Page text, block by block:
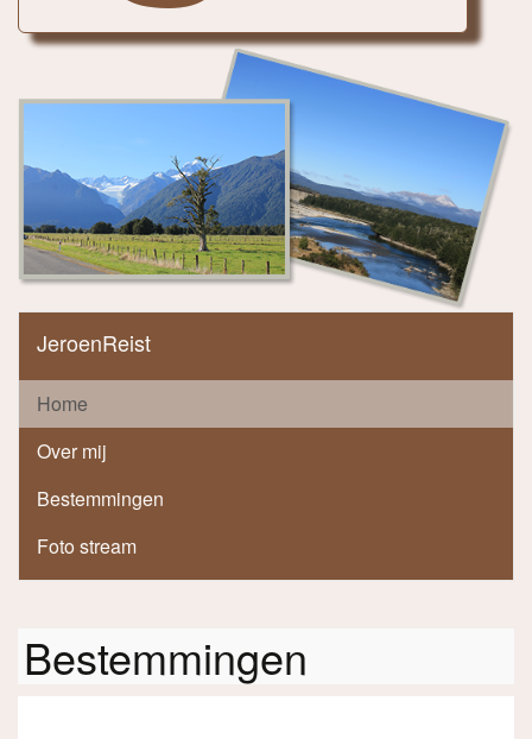
JeroenReist
Home
Over mij
Bestemmingen
Foto stream
Bestemmingen